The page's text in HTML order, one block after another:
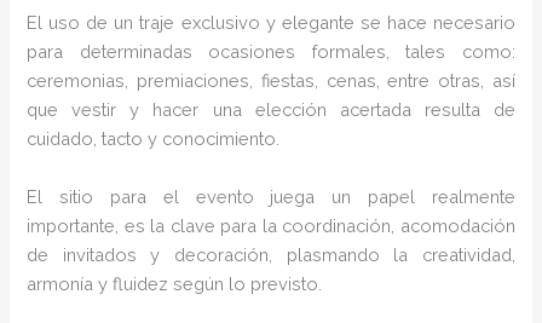
El uso de un traje exclusivo y elegante se hace necesario
para determinadas ocasiones formales, tales como:
ceremonias, premiaciones, fiestas, cenas, entre otras, así
que vestir y hacer una elección acertada resulta de
cuidado, tacto y conocimiento.
El sitio para el evento juega un papel realmente
importante, es la clave para la coordinación, acomodación
de invitados y decoración, plasmando la creatividad,
armonía y fluidez según lo previsto.